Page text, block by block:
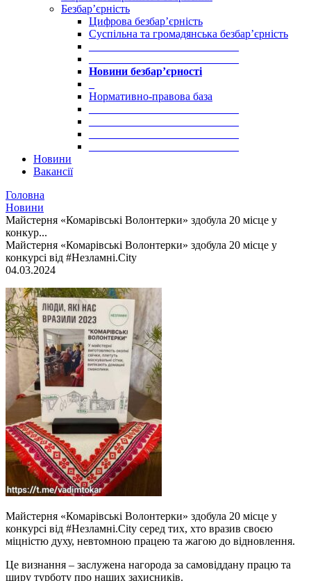
Безбар’єрність
Цифрова безбар’єрність
Суспільна та громадянська безбар’єрність
Новини безбар’єрності
Нормативно-правова база
Новини
Вакансії
Головна
Новини
Майстерня «Комарівські Волонтерки» здобула 20 місце у
конкур...
Майстерня «Комарівські Волонтерки» здобула 20 місце у
конкурсі від #Незламні.City
04.03.2024
Майстерня «Комарівські Волонтерки» здобула 20 місце у
конкурсі від #Незламні.City серед тих, хто вразив своєю
міцністю духу, невтомною працею та жагою до відновлення.
Це визнання – заслужена нагорода за самовіддану працю та
щиру турботу про наших захисників.